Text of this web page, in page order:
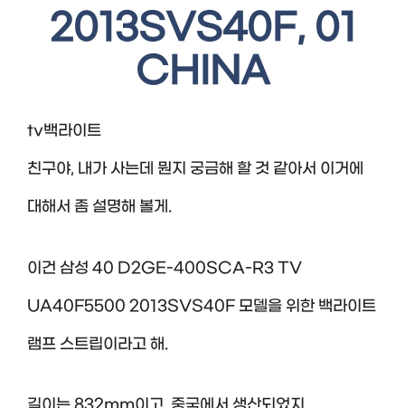
2013SVS40F, 01
CHINA
tv백라이트
친구야, 내가 사는데 뭔지 궁금해 할 것 같아서 이거에
대해서 좀 설명해 볼게.
이건 삼성 40 D2GE-400SCA-R3 TV
UA40F5500 2013SVS40F 모델을 위한 백라이트
램프 스트립이라고 해.